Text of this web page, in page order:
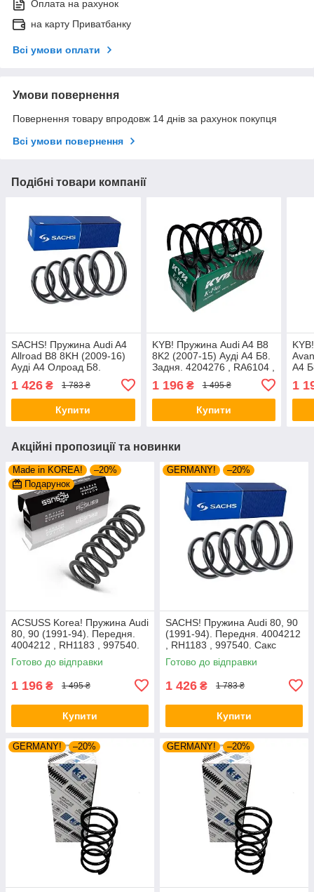
Оплата на рахунок
на карту Приватбанку
Всі умови оплати
Умови повернення
Повернення товару впродовж 14 днів за рахунок покупця
Всі умови повернення
Подібні товари компанії
SACHS! Пружина Audi A4
Allroad B8 8KH (2009-16)
Ауді А4 Олроад Б8.
RA3798 , 993124. Сакс
1 426 ₴ 1 783 ₴
Купити
KYB! Пружина Audi A4 B8
8K2 (2007-15) Ауді А4 Б8.
Задня. 4204276 , RA6104 ,
1 196₴ 1 495 ₴
Купити
А4
1
Акційні пропозиції та новинки
Made in KOREA!
–20%
Подарунок
ACSUSS Korea! Пружина Audi
80, 90 (1991-94). Передня.
4004212 , RH1183 , 997540.
Аксусс Корея
Готово до відправки
1 196 ₴ 1 495 ₴
Купити
GERMANY! –20%
SACHS! Пружина Audi 80, 90
(1991-94). Передня. 4004212
, RH1183 , 997540. Сакс
Готово до відправки
1 426 ₴ 1 783 ₴
Купити
GERMANY! –20% GERMANY! –20%